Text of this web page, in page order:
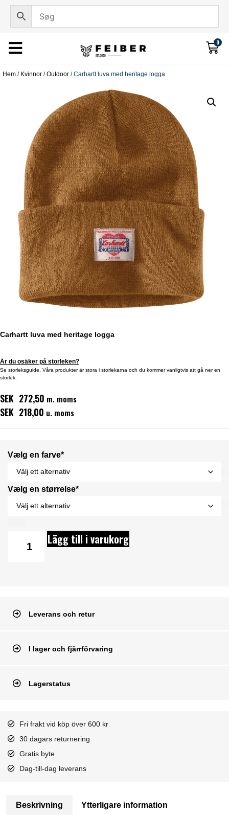
0
Hem / Kvinnor /Outdoor / Carhartt luva med heritage logga
Carhartt luva med heritage logga
Är du osäker på storleken?
Se storleksguide. Våra produkter är stora i storlekarna och du kommer vanligtvis att gå ner en
storlek.
SEK 272,50 m. moms
SEK 218,00 u. moms
Vælg en farve*
Vælg en størrelse*
Lägg till i varukorg
Leverans och retur
I lager och fjärrförvaring
Lagerstatus
Fri frakt vid köp över 600 kr
30 dagars returnering
Gratis byte
Dag-till-dag leverans
Beskrivning Ytterligare information